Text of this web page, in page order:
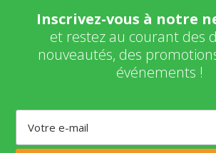
Inscrivez-vous à notre
et restez au courant des
nouveautés, des
événements !